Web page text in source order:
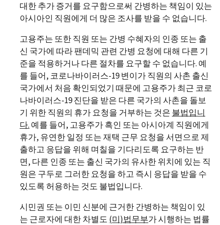
대한 추가 증거를 요구함으로써 간병하는 책임이 있는
아시아인 직원에게 더 많은 조사를 받을 수 없습니다.
고용주는 또한 직원 또는 간병 수혜자의 인종 또는 출
신 국가에 따라 팬데믹 관련 간병 요청에 대해 다른 기
준을 적용하거나 다른 절차를 요구할 수 없습니다. 예
를 들어, 코로나바이러스-19 변이가 직원의 사촌 출신
국가에서 처음 확인되었기 때문에 고용주가 최근 코로
나바이러스-19 진단을 받은 다른 국가의 사촌을 돌보
기 위한 직원의 휴가 요청을 거부하는 것은 불법입니
다. 예를 들어, 고용주가 흑인 또는 아시아계 직원에게
휴가, 유연한 일정 또는 재택 근무 요청을 서면으로 제
출하고 응답을 위해 며칠을 기다리도록 요구하는 반
면, 다른 인종 또는 출신 국가의 유사한 위치에 있는 직
원은 구두로 그러한 요청을 하고 즉시 응답을 받을 수
있도록 허용하는 것도 불법입니다.
시민권 또는 이민 신분에 근거한 간병하는 책임이 있
는 근로자에 대한 차별도 (미)법무부가 시행하는 법률